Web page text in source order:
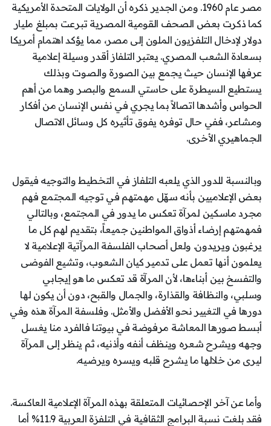
مصر عام 1960. ومن الجدير ذكره أن الولايات المتحدة الأمريكية
كما ذكرت بعض الصحف القومية المصرية تبرعت بمبلغ مليار
دولار لإدخال التلفزيون الملون إلى مصر، مما يؤكد اهتمام أمريكا
بسعادة الشعب المصري. يعتبر التلفاز أقدر وسيلة إعلامية
عرفها الإنسان حيث يجمع بين الصورة والصوت وبذلك
يستطيع السيطرة على حاستي السمع والبصر وهما من أهم
الحواس وأشدها اتصالاً بما يجري في نفس الإنسان من أفكار
ومشاعر، ففي حال توفره يفوق تأثيره كل وسائل الاتصال
الجماهيري الأخرى.
وبالنسبة للدور الذي يلعبه التلفاز في التخطيط والتوجيه فيقول
بعض الإعلاميين بأنه سهّل مهمتهم في توجيه المجتمع فهم
مجرد ماسكين لمرآة تعكس ما يدور في المجتمع، وبالتالي
فمهمتهم إرضاء أذواق المواطنين جميعاً، بتقديم لهم كل ما
يرغبون ويريدون. ولعل أصحاب الفلسفة المرآتية الإعلامية لا
يعلمون أنها تعمل على تدمير كيان الشعوب، وتشيع الفوضى
والتفسخ بين أبناءها، لأن المرآة قد تعكس ما هو إيجابي
وسلبي، والنظافة والقذارة، والجمال والقبح، دون أن يكون لها
دورها في التغيير نحو الأفضل والأمثل. وفلسفة المرآة هذه وفي
أبسط صورها المعاشة مرفوضة في بيوتنا فالفرد منا يغسل
وجهه ويشرح شعره وينظف أنفه وأذنيه، ثم ينظر إلى المرآة
ليرى من خلالها ما يشرح قلبه ويسره ويرضيه.
وأما عن آخر الإحصائيات المتعلقة بهذه المرآة الإعلامية العاكسة.
فقد بلغت نسبة البرامج الثقافية في التلفزة العربية 11.9% أما